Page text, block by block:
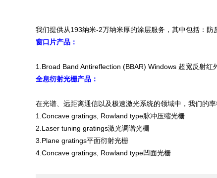
我们提供从193纳米-2万纳米厚的涂层服务，其中包括：防
窗口片产品：
1.Broad Band Antireflection (BBAR) Windows 超宽反射红
全息衍射光栅产品：
在光谱、远距离通信以及极速激光系统的领域中，我们的
1.Concave gratings, Rowland type脉冲压缩光栅
2.Laser tuning gratings激光调谐光栅
3.Plane gratings平面衍射光栅
4.Concave gratings, Rowland type凹面光栅